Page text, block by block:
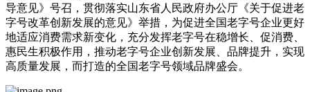
导意见》号召，贯彻落实山东省人民政府办公厅《关于促进老
字号改革创新发展的意见》举措，为促进全国老字号企业更好
地适应消费需求新变化，充分发挥老字号在稳增长、促消费、
惠民生积极作用，推动老字号企业创新发展、品牌提升，实现
高质量发展，而打造的全国老字号领域品牌盛会。